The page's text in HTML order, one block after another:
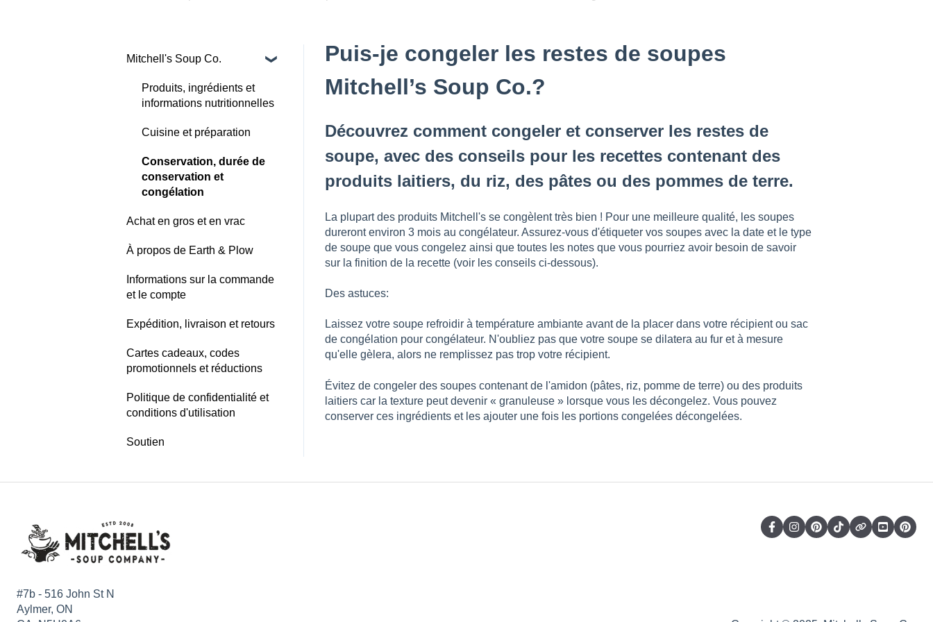
Puis-je congeler les restes de soupes
Mitchell’s Soup Co.?
Découvrez comment congeler et conserver les restes de
soupe, avec des conseils pour les recettes contenant des
produits laitiers, du riz, des pâtes ou des pommes de terre.
La plupart des produits Mitchell's se congèlent très bien ! Pour une meilleure qualité, les soupes
dureront environ 3 mois au congélateur. Assurez-vous d'étiqueter vos soupes avec la date et le type
de soupe que vous congelez ainsi que toutes les notes que vous pourriez avoir besoin de savoir
sur la finition de la recette (voir les conseils ci-dessous).
Des astuces:
Laissez votre soupe refroidir à température ambiante avant de la placer dans votre récipient ou sac
de congélation pour congélateur. N'oubliez pas que votre soupe se dilatera au fur et à mesure
qu'elle gèlera, alors ne remplissez pas trop votre récipient.
Évitez de congeler des soupes contenant de l'amidon (pâtes, riz, pomme de terre) ou des produits
laitiers car la texture peut devenir « granuleuse » lorsque vous les décongelez. Vous pouvez
conserver ces ingrédients et les ajouter une fois les portions congelées décongelées.
Mitchell's Soup Co.
Produits, ingrédients et
informations nutritionnelles
Cuisine et préparation
Conservation, durée de
conservation et
congélation
Achat en gros et en vrac
À propos de Earth & Plow
Informations sur la commande
et le compte
Expédition, livraison et retours
Cartes cadeaux, codes
promotionnels et réductions
Politique de confidentialité et
conditions d'utilisation
Soutien
#7b - 516 John St N
Aylmer, ON